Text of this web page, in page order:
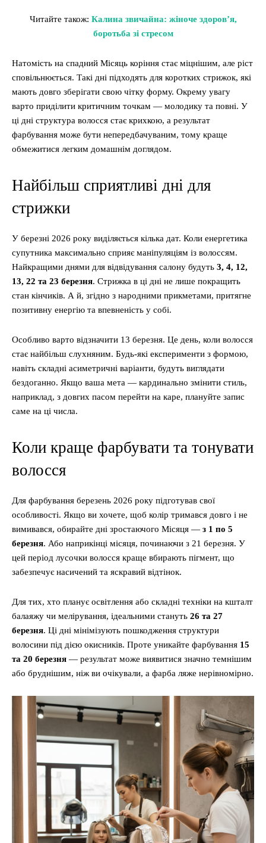
Читайте також: Калина звичайна: жіноче здоров’я,
боротьба зі стресом
Натомість на спадний Місяць коріння стає міцнішим, але ріст
сповільнюється. Такі дні підходять для коротких стрижок, які
мають довго зберігати свою чітку форму. Окрему увагу
варто приділити критичним точкам — молодику та повні. У
ці дні структура волосся стає крихкою, а результат
фарбування може бути непередбачуваним, тому краще
обмежитися легким домашнім доглядом.
Найбільш сприятливі дні для
стрижки
У березні 2026 року виділяється кілька дат. Коли енергетика
супутника максимально сприяє маніпуляціям із волоссям.
Найкращими днями для відвідування салону будуть 3, 4, 12,
13, 22 та 23 березня. Стрижка в ці дні не лише покращить
стан кінчиків. А й, згідно з народними прикметами, притягне
позитивну енергію та впевненість у собі.
Особливо варто відзначити 13 березня. Це день, коли волосся
стає найбільш слухняним. Будь-які експерименти з формою,
навіть складні асиметричні варіанти, будуть виглядати
бездоганно. Якщо ваша мета — кардинально змінити стиль,
наприклад, з довгих пасом перейти на каре, плануйте запис
саме на ці числа.
Коли краще фарбувати та тонувати
волосся
Для фарбування березень 2026 року підготував свої
особливості. Якщо ви хочете, щоб колір тримався довго і не
вимивався, обирайте дні зростаючого Місяця — з 1 по 5
березня. Або наприкінці місяця, починаючи з 21 березня. У
цей період лусочки волосся краще вбирають пігмент, що
забезпечує насичений та яскравий відтінок.
Для тих, хто планує освітлення або складні техніки на кшталт
балаяжу чи мелірування, ідеальними стануть 26 та 27
березня. Ці дні мінімізують пошкодження структури
волосини під дією окисників. Проте уникайте фарбування 15
та 20 березня — результат може виявитися значно темнішим
або бруднішим, ніж ви очікували, а фарба ляже нерівномірно.